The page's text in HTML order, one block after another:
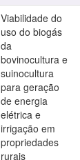
Viabilidade do
uso do biogás
da
bovinocultura e
suinocultura
para geração
de energia
elétrica e
irrigação em
propriedades
rurais